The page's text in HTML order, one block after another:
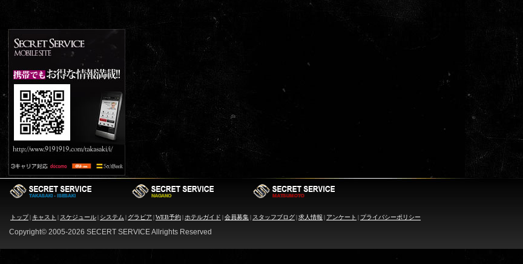
トップ| キャスト | スケジュール| システム | グラビア |WEB予約| ホテルガイド |会員募集| スタッフブログ|求人情報 | アンケート | プライバシーポリシー
Copyright© 2005-2026 SECERT SERVICE Allrights Reserved